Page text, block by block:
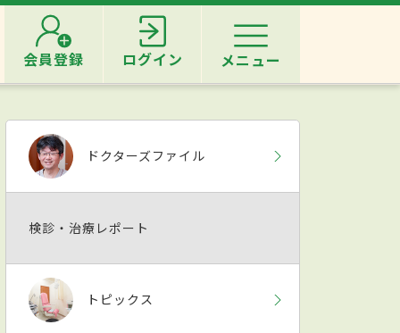
会員登録 ログイン メニュー
ドクターズファイル
検診・治療レポート
トピックス